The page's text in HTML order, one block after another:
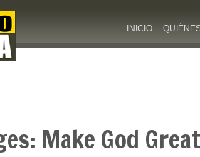
INICIO
Make God